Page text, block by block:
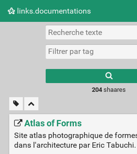
links.documentations
Nuage de tags Mur d'images
204shaares
Atlas of Forms
Site atlas photographique de
dans l'architecture par Eric Tabuchi.